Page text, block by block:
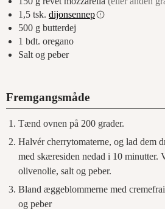
1,5 tsk. dijonsennep
500 g butterdej
1 bdt. oregano
Salt og peber
Fremgangsmåde
Tænd ovnen på 200 grader.
Halvér cherrytomaterne, og lad dem
med skæresiden nedad i 10 minutter.
olivenolie, salt og peber.
Bland æggeblommerne med
og peber